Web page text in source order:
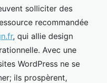
solliciter des
recommandée
, qui allie design
Avec une
WordPress ne se
ils prospèrent,